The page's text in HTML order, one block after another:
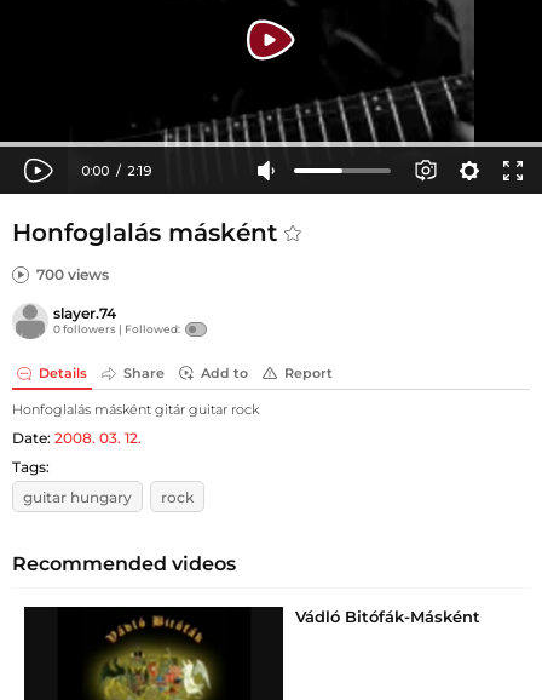
Honfoglalás másként
700 views
slayer.74
0 followers | Followed:
Details Share Add to Report
Honfoglalás másként gitár guitar rock
Date: 2008. 03. 12.
Tags:
guitar hungary
rock
Recommended videos
Vádló Bitófák-Másként